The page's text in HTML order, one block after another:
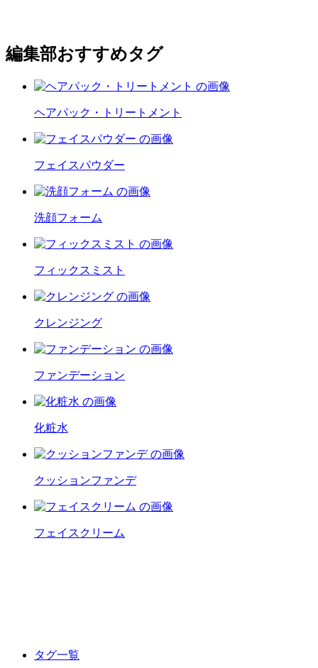
編集部おすすめタグ
ヘアパック・トリートメント
フェイスパウダー
洗顔フォーム
フィックスミスト
クレンジング
ファンデーション
化粧水
クッションファンデ
フェイスクリーム
タグ一覧